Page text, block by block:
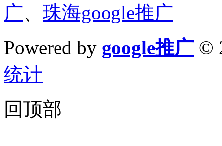
广、 珠海google推广
Powered by google推广©
统计
回顶部